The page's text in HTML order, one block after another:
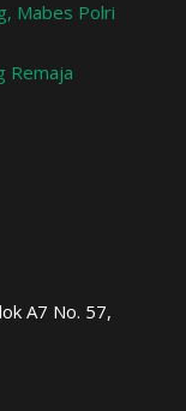
Mabes Polri
Remaja
A7 No. 57,